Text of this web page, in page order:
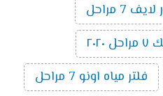
7 مراحل
فلتر مياه اونو 7 مراحل